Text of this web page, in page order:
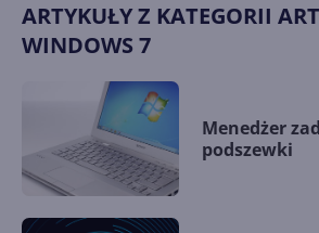
ARTYKUŁY Z KATEGORII
WINDOWS 7
Menedżer
podszewki